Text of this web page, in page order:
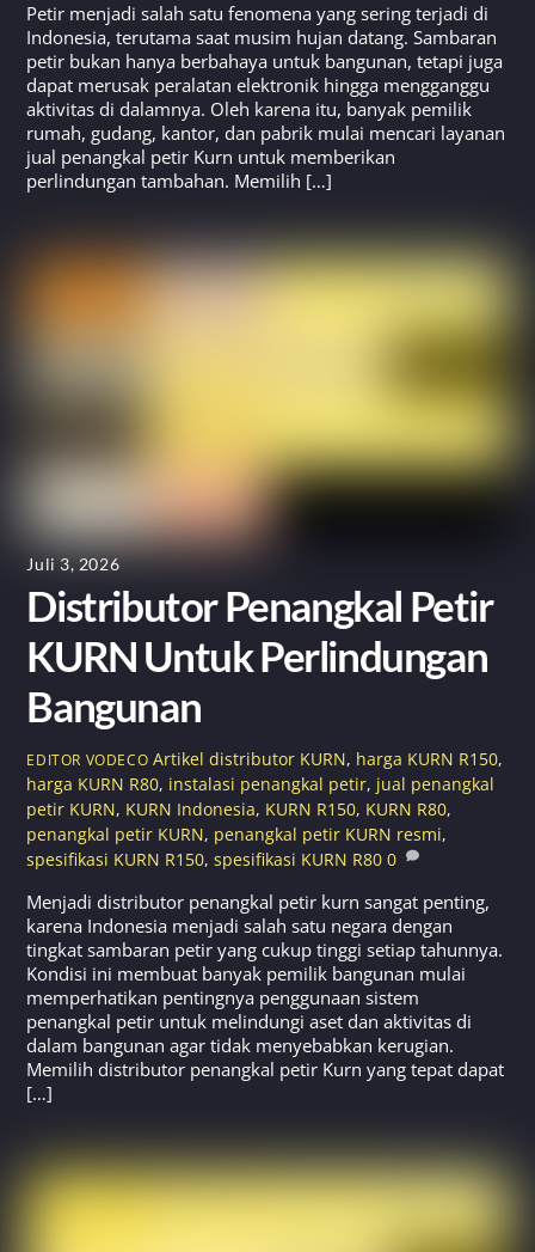
Petir menjadi salah satu fenomena yang sering terjadi di
Indonesia, terutama saat musim hujan datang. Sambaran
petir bukan hanya berbahaya untuk bangunan, tetapi juga
dapat merusak peralatan elektronik hingga mengganggu
aktivitas di dalamnya. Oleh karena itu, banyak pemilik
rumah, gudang, kantor, dan pabrik mulai mencari layanan
jual penangkal petir Kurn untuk memberikan
perlindungan tambahan. Memilih […]
Juli 3, 2026
Distributor Penangkal Petir
KURN Untuk Perlindungan
Bangunan
EDITOR VODECO Artikel distributor KURN, harga KURN R150,
harga KURN R80, instalasi penangkal petir, jual penangkal
petir KURN, KURN Indonesia, KURN R150, KURN R80,
penangkal petir KURN, penangkal petir KURN resmi,
spesifikasi KURN R150,spesifikasi KURN R80 0
Menjadi distributor penangkal petir kurn sangat penting,
karena Indonesia menjadi salah satu negara dengan
tingkat sambaran petir yang cukup tinggi setiap tahunnya.
Kondisi ini membuat banyak pemilik bangunan mulai
memperhatikan pentingnya penggunaan sistem
penangkal petir untuk melindungi aset dan aktivitas di
dalam bangunan agar tidak menyebabkan kerugian.
Memilih distributor penangkal petir Kurn yang tepat dapat
[…]